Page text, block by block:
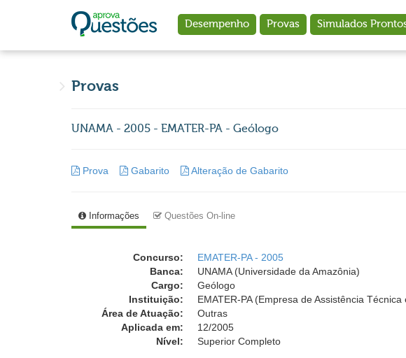
Desempenho Provas Simulados
Provas
UNAMA - 2005 - EMATER-PA - Geólogo
Prova Gabarito Alteração de Gabarito
Informações Questões On-line
Concurso:
EMATER-PA - 2005
Banca:
UNAMA (Universidade da Amazônia)
Cargo:
Geólogo
Instituição:
EMATER-PA (Empresa de Assistência
Área de Atuação:
Outras
Aplicada em:
12/2005
Nível:
Superior Completo